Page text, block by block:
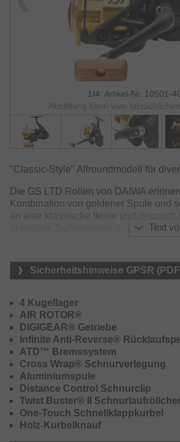
1/4: Artikel-Nr. 10501-
Abbildung kann vom
Text
"Classic-Style" Allroundmodell für
Die GS LTD Rollen von DAIWA
Kombination von goldener Spule und
an eine klassische Ikone und dennoch
aktuellste Technologien aus dem
Besonders hervorzuheben ist der
GS LTD. Der Air Rotor in Verbindung
Diese "klassiche" Rolle mit
als echtes Allroundmodell
Barbenfischen, Stalker Angeln wie
Spinnfischen.
Sicherheitshinweise GPSR
4 Kugellager
AIR ROTOR®
DIGIGEAR® Getriebe
Infinite Anti-Reverse®
ATD™ Bremssystem
Cross Wrap® Schnurverlegung
Aluminiumspule
Distance Control Schnurclip
Twist Buster® II
One-Touch Schnellklappkurbel
Holz-Kurbelknauf